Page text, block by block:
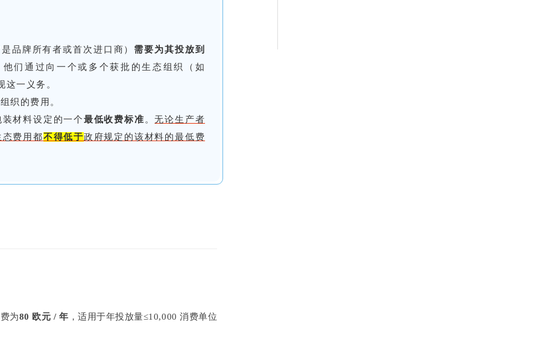
品牌所有者或首次进口商） 需要为其投放到
他们通过向一个或多个获批的生态组织（如
一义务。
织的费用。
材料设定的一个最低收费标准 。无论生产者
费用都不得低于政府规定的该材料的最低费
为80 欧元 / 年 ，适用于年投放量≤10,000 消费单位